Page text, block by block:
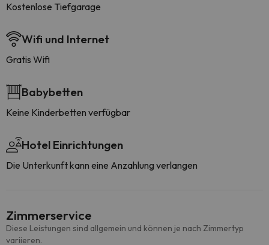
Kostenlose Tiefgarage
Wifi und Internet
Gratis Wifi
Babybetten
Keine Kinderbetten verfügbar
Hotel Einrichtungen
Die Unterkunft kann eine Anzahlung verlangen
Zimmerservice
Diese Leistungen sind allgemein und können je nach Zimmertyp
variieren.